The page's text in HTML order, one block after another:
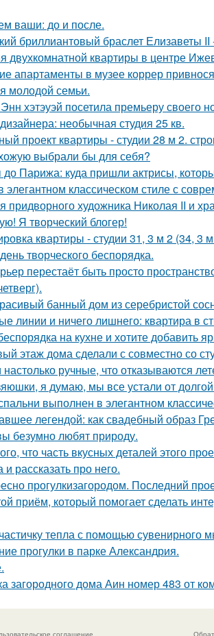
ваши: до и после.
бриллиантовый браслет Елизаветы
двухкомнатной квартиры в центре
апартаменты в музее коррер
молодой семьи.
хэтэуэй посетила премьеру
необычная студия 25 кв.
проект квартиры - студии 28 м 2.
выбрали бы для себя?
Парижа: куда пришли актрисы,
элегантном классическом стиле с
придворного художника Николая II и
Я творческий блогер!
квартиры - студии 31, 3 м 2 (34, 3
творческого беспорядка.
перестаёт быть просто
банный дом из серебристой
линии и ничего лишнего: квартира в
на кухне и хотите добавить
этаж дома сделали с совместно со
настолько ручные, что отказываются
я думаю, мы все устали от
выполнен в элегантном
легендой: как свадебный образ
безумно любят природу.
что часть вкусных деталей этого
рассказать про него.
прогулкизагородом. Последний
приём, который помогает сделать
тепла с помощью сувенирного
прогулки в парке Александрия.
загородного дома Аин номер 483 от
соглашение